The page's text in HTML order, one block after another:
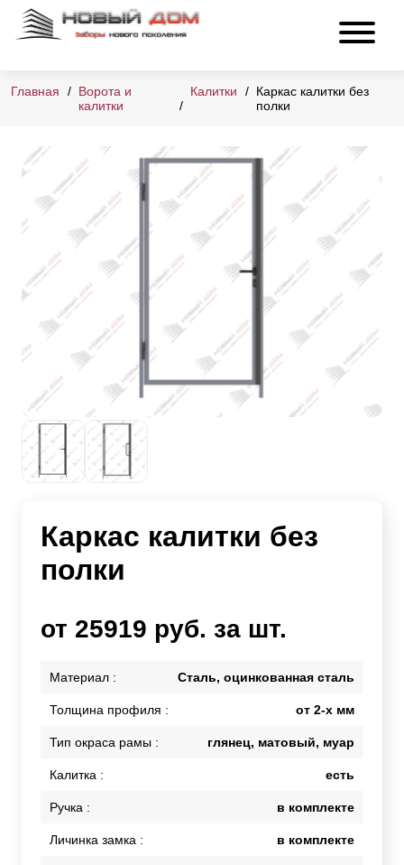
Главная
Ворота и
калитки
Калитки
Каркас калитки без
полки
Каркас калитки без
полки
от 25919 руб. за шт.
Материал : Сталь, оцинкованная сталь
Толщина профиля : от 2-х мм
Тип окраса рамы : глянец, матовый, муар
Калитка : есть
Ручка : в комплекте
Личинка замка : в комплекте